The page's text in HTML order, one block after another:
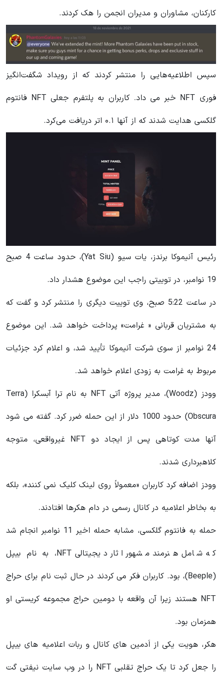
کارکنان، مشاوران و مدیران انجمن را هک کردند.
سپس اطلاعیه‌هایی را منتشر کردند که از رویداد شگفت‌انگیز
فوری NFT خبر می داد. کاربران به پلتفرم جعلی NFT فانتوم
گلکسی‌ هدایت شدند که از آنها ۰.۱ اتر دریافت می‌کرد.
رئیس آنیموکا برندز، یات سیو (Yat Siu)، حدود ساعت 4 صبح
19 نوامبر، در توییتی راجب این موضوع هشدار داد.
در ساعت 5:22 صبح، وی توییت دیگری را منتشر کرد و گفت که
به مشتریان قربانی « غرامت» پرداخت خواهد شد. این موضوع
24 نوامبر از سوی شرکت آنیموکا تأیید شد، و اعلام کرد جزئیات
مربوط به غرامت به زودی اعلام خواهد شد.
وودز (Woodz)، مدیر پروژه آتی NFT به نام ترا آبسکرا (Terra
Obscura) حدود 1000 دلار از این حمله ضرر کرد. گفته می شود
آنها مدت کوتاهی پس از ایجاد دو NFT غیرواقعی، متوجه
کلاهبرداری شدند.
وودز اضافه کرد کاربران «معمولاً روی لینک کلیک نمی کنند»، بلکه
به بخاطر اعلامیه در کانال رسمی در دام هکرها افتادند.
حمله به فانتوم گلکسی، مشابه حمله اخیر 11 نوامبر انجام شد
که شامل هنرمند مشهور اثار دیجیتالی NFT، به نام بیپل
(Beeple)، بود. کاربران فکر می کردند در حال ثبت نام برای حراج
NFT هستند زیرا آن واقعه با دومین حراج مجموعه کریستی او
همزمان بود.
هکر، هویت یکی از اَدمین های کانال و ربات اعلامیه های بیپل
را جعل کرد تا یک حراج تقلبی NFT را در وب سایت نیفتی گت